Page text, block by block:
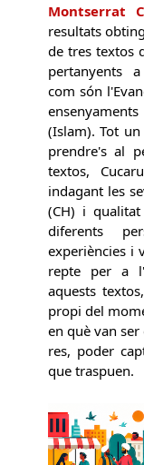
Montserrat
resultats
de tres textos
pertanyents
com són
(Islam). Tot
prendre's al
textos,
indagant les
(CH) i
diferents
experiències i
repte per a
aquests
propi del
en què van
res, poder
que traspuen.